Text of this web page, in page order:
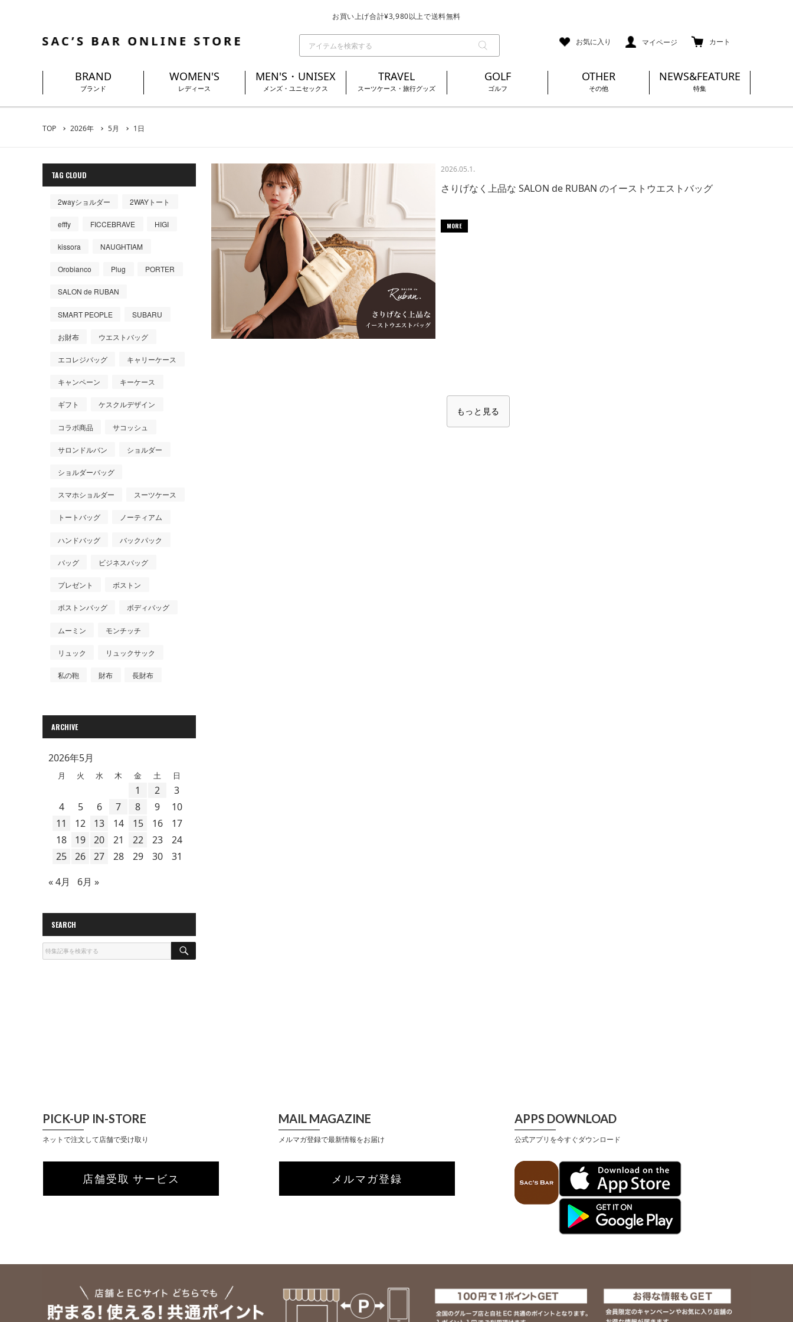
基本配送料 ¥550(沖縄・離島を除く)
お気に入り マイページ カート
BRAND
ブランド
WOMEN'S
レディース
MEN'S・UNISEX
メンズ・ユニセックス
TRAVEL
スーツケース・旅行グッズ
GOLF
ゴルフ
OTHER
その他
NEWS&FEATURE
特集
TOP 2026年 5月 1日
2026.05.1.
さりげなく上品な SALON de RUBAN のイーストウエストバッグ
MORE
もっと見る
TAG CLOUD
2wayショルダー 2WAYトート
efffy FICCEBRAVE HIGI
kissora NAUGHTIAM
Orobianco Plug PORTER
SALON de RUBAN
SMART PEOPLE SUBARU
お財布 ウエストバッグ
エコレジバッグ キャリーケース
キャンペーン キーケース
ギフト ケスクルデザイン
コラボ商品 サコッシュ
サロンドルバン ショルダー
ショルダーバッグ
スマホショルダー スーツケース
トートバッグ ノーティアム
ハンドバッグ バックパック
バッグ ビジネスバッグ
プレゼント ボストン
ボストンバッグ ボディバッグ
ムーミン モンチッチ
リュック リュックサック
私の鞄 財布 長財布
ARCHIVE
2026年5月
月 火 水 木 金 土 日
1 2
3
4
5 6 7 8 9
10
11
12 13 14 15 16
17
18
19 20 21 22 23
24
25
26 27 28 29 30
31
« 4月
6月 »
SEARCH
S
R
PICK-UP IN-STORE
ネットで注文して店舗で受け取り
店舗受取 サービス
MAIL MAGAZINE
メルマガ登録で最新情報をお届け
メルマガ登録
APPS DOWNLOAD
公式アプリを今すぐダウンロード